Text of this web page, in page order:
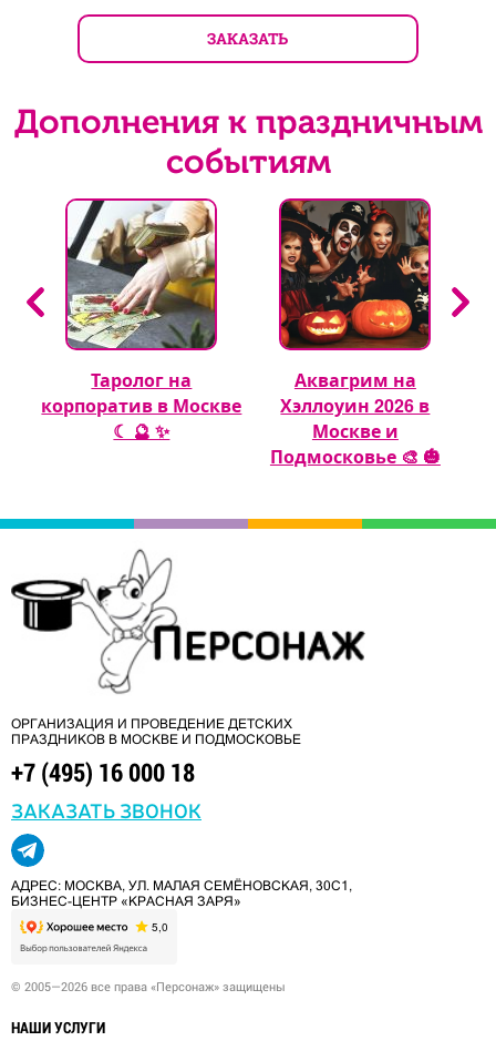
ЗАКАЗАТЬ
Дополнения к праздничным
событиям
Таролог на
корпоратив в Москве
☾ 🔮 ✨
Аквагрим на
Хэллоуин 2026 в
Москве и
Подмосковье 🎨 🎃
ОРГАНИЗАЦИЯ И ПРОВЕДЕНИЕ ДЕТСКИХ
ПРАЗДНИКОВ В МОСКВЕ И ПОДМОСКОВЬЕ
+7 (495) 16 000 18
ЗАКАЗАТЬ ЗВОНОК
АДРЕС: МОСКВА, УЛ. МАЛАЯ СЕМЁНОВСКАЯ, 30С1,
БИЗНЕС-ЦЕНТР «КРАСНАЯ ЗАРЯ»
© 2005—2026 все права «Персонаж» защищены
НАШИ УСЛУГИ